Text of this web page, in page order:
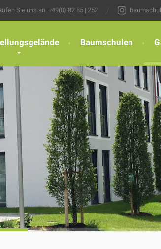
Sie uns an: +49(0) 82 85 | 252
Baumschulen